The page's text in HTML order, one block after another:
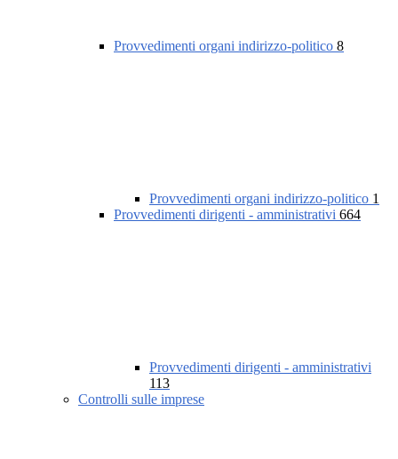
Provvedimenti organi indirizzo-politico 8
Provvedimenti organi indirizzo-politico 1
Provvedimenti dirigenti - amministrativi 664
Provvedimenti dirigenti - amministrativi
113
Controlli sulle imprese